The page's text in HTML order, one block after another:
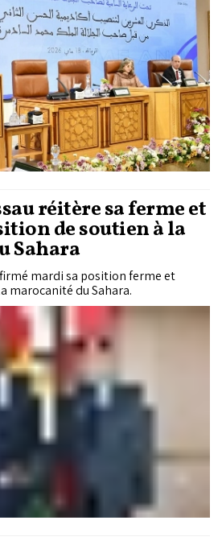
de l'édifice scientifique marocain.
réitère sa ferme et
de soutien à la
Sahara
mardi sa position ferme et
marocanité du Sahara.